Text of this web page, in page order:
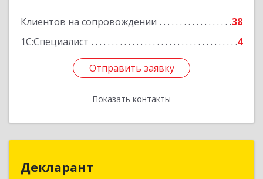
Клиентов на сопровождении
38
1С:Специалист
4
Отправить заявку
Показать контакты
Подробнее
Отправить заявку
Назад
Декларант